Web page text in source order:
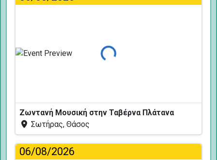
Φόρτωση...
Ζωντανή Μουσική στην Ταβέρνα Πλάτανα
Σωτήρας, Θάσος
06/08/2026